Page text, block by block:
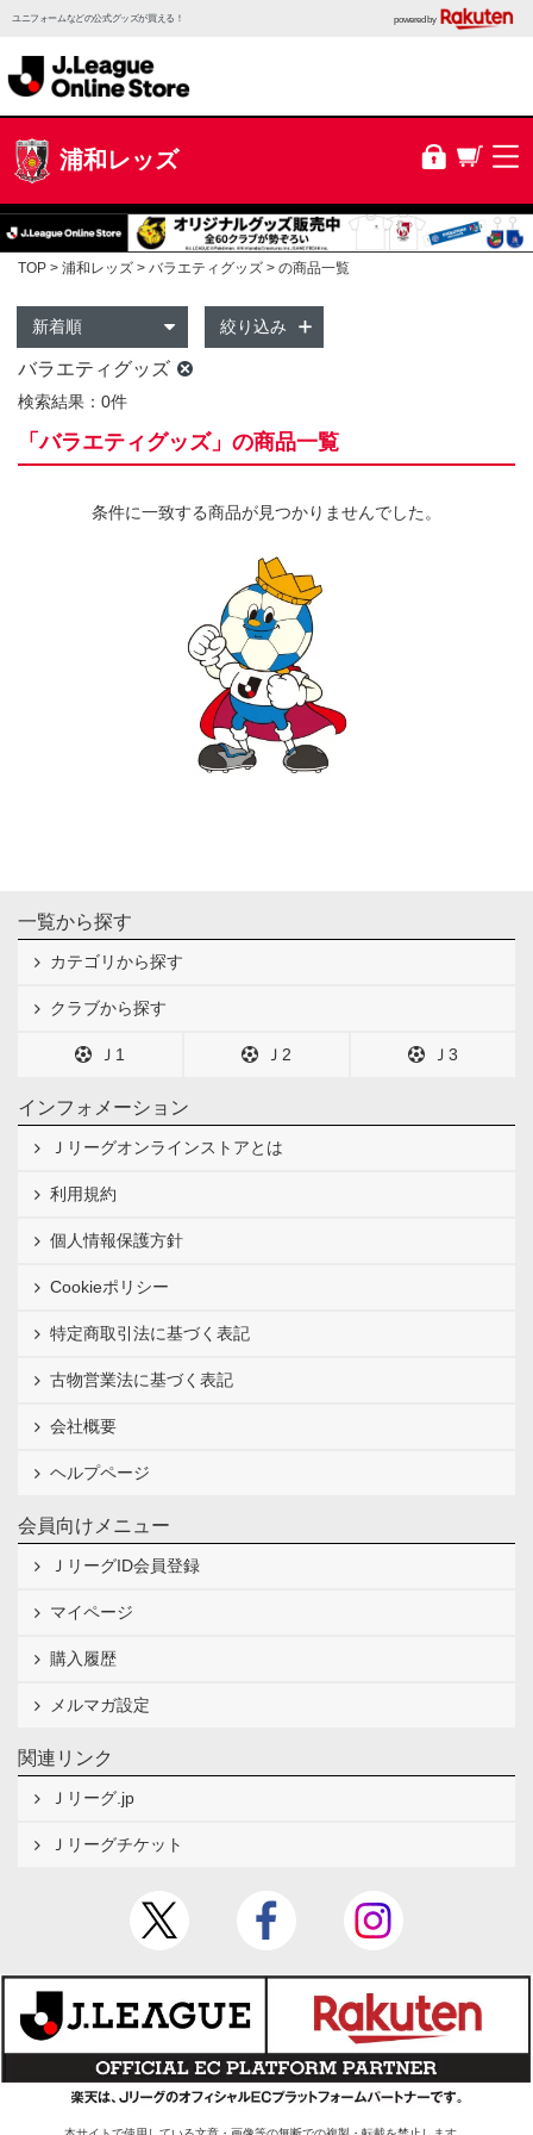
ユニフォームなどの公式グッズが買える！ powered by
浦和レッズ
TOP 浦和レッズ バラエティグッズ の商品一覧
絞り込み
バラエティグッズ
検索結果：0件
「バラエティグッズ」の商品一覧
条件に一致する商品が見つかりませんでした。
一覧から探す
カテゴリから探す
クラブから探す
Ｊ1 Ｊ2 Ｊ3
インフォメーション
Ｊリーグオンラインストアとは
利用規約
個人情報保護方針
Cookieポリシー
特定商取引法に基づく表記
古物営業法に基づく表記
会社概要
ヘルプページ
会員向けメニュー
ＪリーグID会員登録
マイページ
購入履歴
メルマガ設定
関連リンク
Ｊリーグ.jp
Ｊリーグチケット